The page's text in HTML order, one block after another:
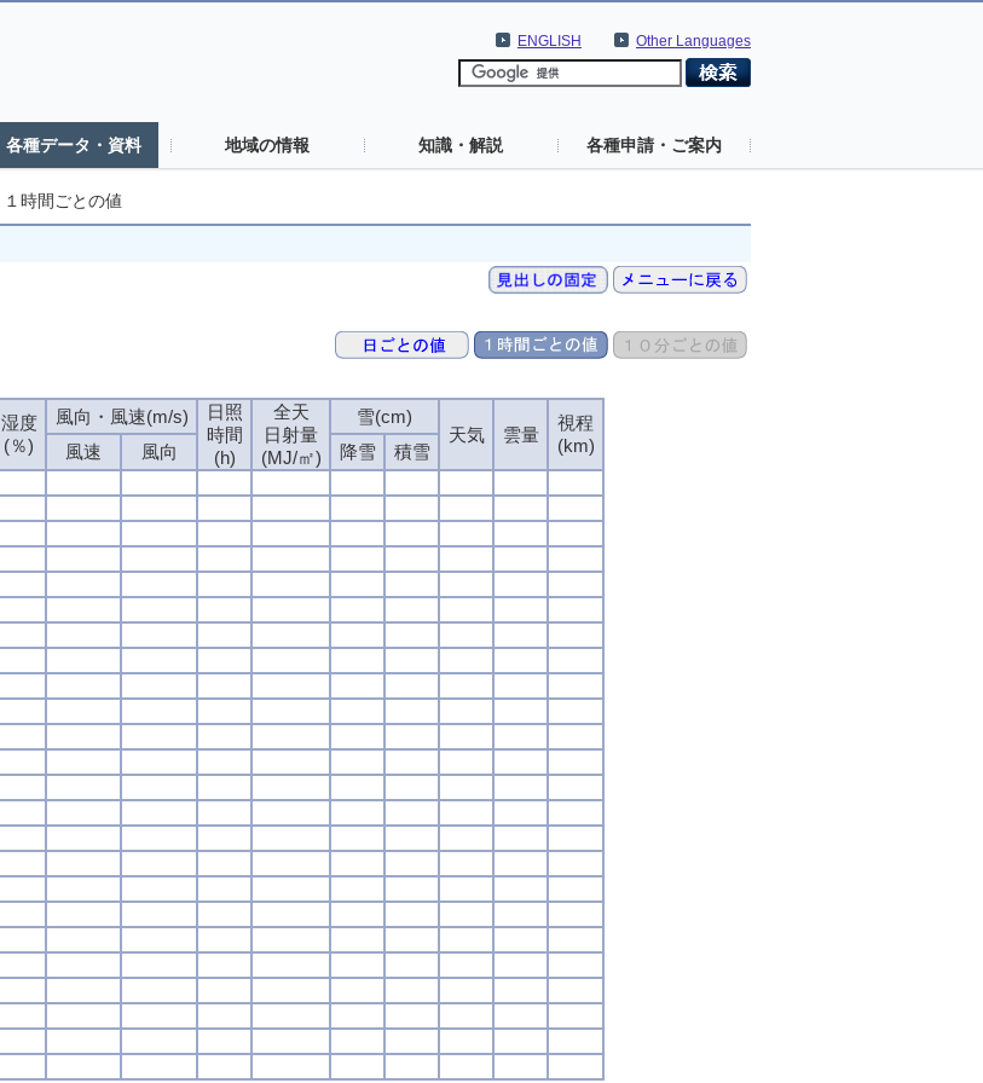
Other Languages
ENGLISH
各種データ・資料 地域の情報 知識・解説 各種申請・ご案内
１時間ごとの値
湿度
(％)
風向・風速(m/s)
日照
時間
(h)
全天
日射量
(MJ/㎡)
雪(cm)
天気
雲量
視程
(km)
風速 風向 降雪
積雪